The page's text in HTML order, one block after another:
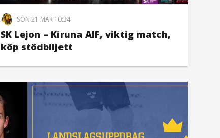
SÖN 21 MAR 10:34
SK Lejon – Kiruna AIF, viktig match,
köp stödbiljett